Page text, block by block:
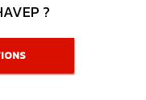
?